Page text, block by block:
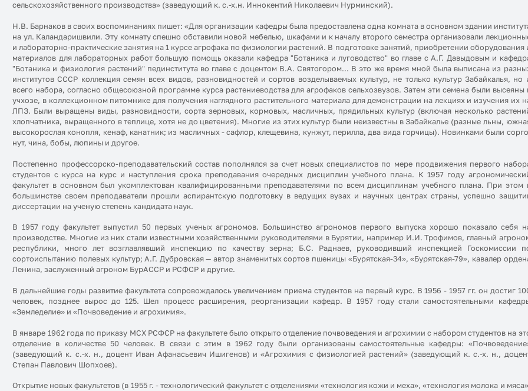
сельскохозяйственного производства» (заведующий к. с.-х.н. Иннокентий Николаевич Нурминский).
Н.В. Барнаков в своих воспоминаниях пишет: «Для организации кафедры была предоставлена одна комната в основном здании
на ул. Каландаришвили. Эту комнату спешно обставили новой мебелью, шкафами и к началу второго семестра организовали
и лабораторно-практические занятия на 1 курсе агрофака по физиологии растений. В подготовке занятий, приобретении оборудования
материалов для лабораторных работ большую помощь оказали кафедра "Ботаника и луговодство" во главе с А.Г. Давыдовым и
"Ботаника и физиология растений" пединститута во главе с доцентом В.А. Святогором... В это же время мной была выписана из
институтов СССР коллекция семян всех видов, разновидностей и сортов возделываемых культур, не только культур Забайкалья, но
всего набора, согласно общесоюзной программе курса растениеводства для агрофаков сельхозвузов. Затем эти семена были высеяны
учхозе, в коллекционном питомнике для получения наглядного растительного материала для демонстрации на лекциях и изучения их
ЛПЗ. Были выращены виды, разновидности, сорта зерновых, кормовых, масличных, прядильных культур (включая несколько
хлопчатника, выращенного в теплице, хотя не до цветения). Многие из этих культур были неизвестны в Забайкалье (разные льны,
высокорослая конопля, кенаф, канатник; из масличных - сафлор, клещевина, кунжут, перилла, два вида горчицы). Новинками были
нут, чина, бобы, люпины и другое.
Постепенно профессорско-преподавательский состав пополнялся за счет новых специалистов по мере продвижения первого
студентов с курса на курс и наступления срока преподавания очередных дисциплин учебного плана. К 1957 году
факультет в основном был укомплектован квалифицированными преподавателями по всем дисциплинам учебного плана. При этом
большинстве своем преподаватели прошли аспирантскую подготовку в ведущих вузах и научных центрах страны, успешно
диссертации на ученую степень кандидата наук.
В 1957 году факультет выпустил 50 первых ученых агрономов. Большинство агрономов первого выпуска хорошо показало себя
производстве. Многие из них стали известными хозяйственными руководителями в Бурятии, например И.И. Трофимов, главный
республики, много лет возглавлявший инспекцию по качеству зерна; Б.С. Раднаев, руководивший инспекцией Госкомиссии
сортоиспытанию полевых культур; А.Г. Дубровская — автор знаменитых сортов пшеницы «Бурятская-34», «Бурятская-79», кавалер
Ленина, заслуженный агроном БурАССР и РСФСР и другие.
В дальнейшие годы развитие факультета сопровождалось увеличением приема студентов на первый курс. В 1956 - 1957 гг. он достиг
человек, позднее вырос до 125. Шел процесс расширения, реорганизации кафедр. В 1957 году стали самостоятельными
«Земледелие» и «Почвоведение и агрохимия».
В январе 1962 года по приказу МСХ РСФСР на факультете было открыто отделение почвоведения и агрохимии с набором студентов на
отделение в количестве 50 человек. В связи с этим в 1962 году были организованы самостоятельные кафедры:
(заведующий к. с.-х. н., доцент Иван Афанасьевич Ишигенов) и «Агрохимия с физиологией растений» (заведующий к. с.-х. н.,
Степан Павлович Шопхоев).
Открытие новых факультетов (в 1955 г. - технологический факультет с отделениями «технология кожи и меха», «технология молока и